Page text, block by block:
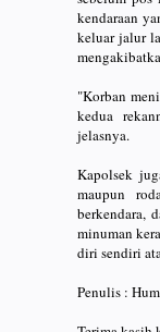
kendaraan
keluar jalur
"Korban
kedua
jelasnya.
Kapolsek
maupun
berkendara,
minuman
diri sendiri
Penulis :